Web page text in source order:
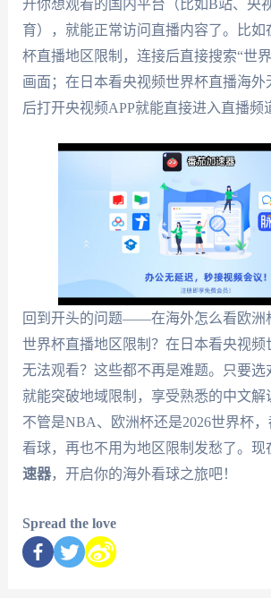
开你想观看的国内平台（比如B站、央
育），就能正常访问直播内容了。比如
杯直播地区限制，连接后直接搜索“世
画面；在日本看央视频世界杯直播海外
后打开央视频APP就能直接进入直播频
回到开头的问题——在海外怎么看欧洲
世界杯直播地区限制？在日本看央视频
无法观看？这些都不再是难题。只要选
就能突破地域限制，享受熟悉的中文解
不管是NBA、欧洲杯还是2026世界杯
看球，再也不用为地区限制发愁了。现
速器，开启你的海外看球之旅吧！
Spread the love